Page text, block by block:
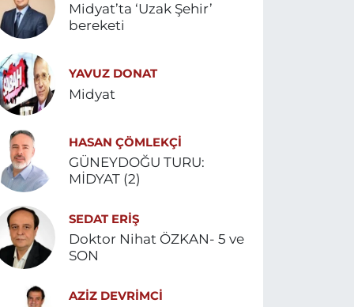
Midyat’ta ‘Uzak Şehir’
bereketi
YAVUZ DONAT
Midyat
HASAN ÇÖMLEKÇİ
GÜNEYDOĞU TURU:
MİDYAT (2)
SEDAT ERİŞ
Doktor Nihat ÖZKAN- 5 ve
SON
AZIZ DEVRIMCI